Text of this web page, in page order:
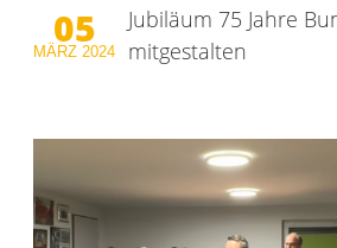
05
MÄRZ2024
Jubiläum 75 Jahre
mitgestalten